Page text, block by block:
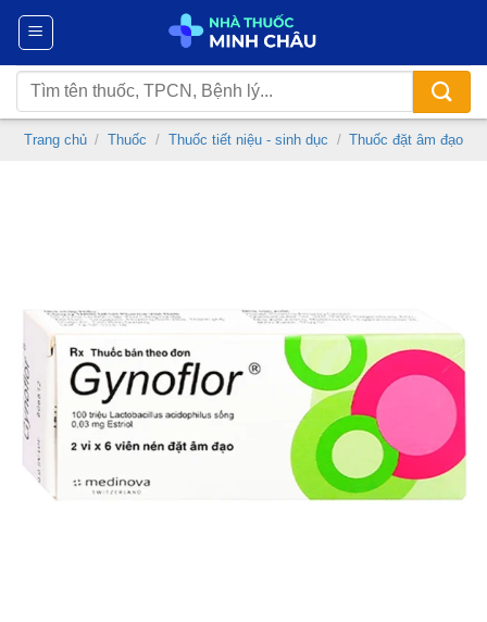
Chuyển
nội
dung
Tìm
kiếm:
Trang chủ / Thuốc / Thuốc tiết niệu - sinh dục / Thuốc đặt âm đạo